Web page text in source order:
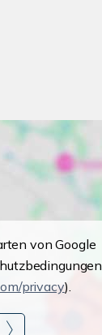
von Google
privacy).